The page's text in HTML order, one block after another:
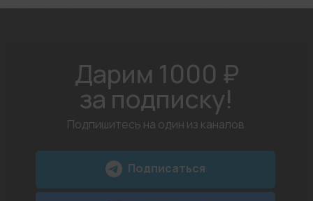
Дарим 1000 ₽
за подписку!
Подпишитесь на один из каналов
Подписаться